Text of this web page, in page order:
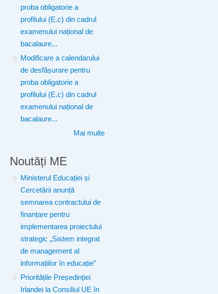
proba obligatorie a
profilului (E.c) din cadrul
examenului național de
bacalaure...
Modificare a calendarului
de desfășurare pentru
proba obligatorie a
profilului (E.c) din cadrul
examenului național de
bacalaure...
Mai multe
Noutăți ME
Ministerul Educației și
Cercetării anunță
semnarea contractului de
finanțare pentru
implementarea proiectului
strategic „Sistem integrat
de management al
informațiilor în educație”
Prioritățile Președinției
Irlandei la Consiliul UE în